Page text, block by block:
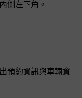
側左下角。
預約資訊與車輛資